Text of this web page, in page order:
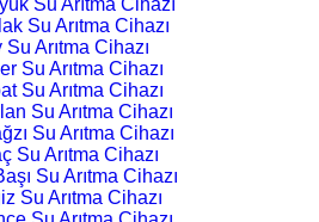
Su Arıtma Cihazı
Su Arıtma Cihazı
Su Arıtma Cihazı
Su Arıtma Cihazı
Su Arıtma Cihazı
Su Arıtma Cihazı
Su Arıtma Cihazı
Su Arıtma Cihazı
Su Arıtma Cihazı
Su Arıtma Cihazı